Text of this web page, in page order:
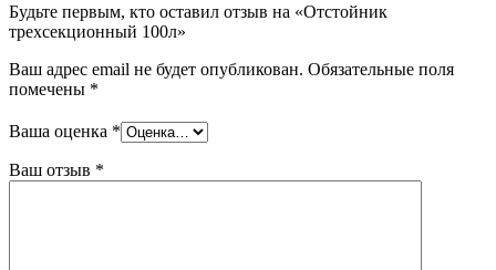
Будьте первым, кто оставил отзыв на «Отстойник
трехсекционный 100л»
Ваш адрес email не будет опубликован. Обязательные поля
помечены *
Ваша оценка *
Ваш отзыв *